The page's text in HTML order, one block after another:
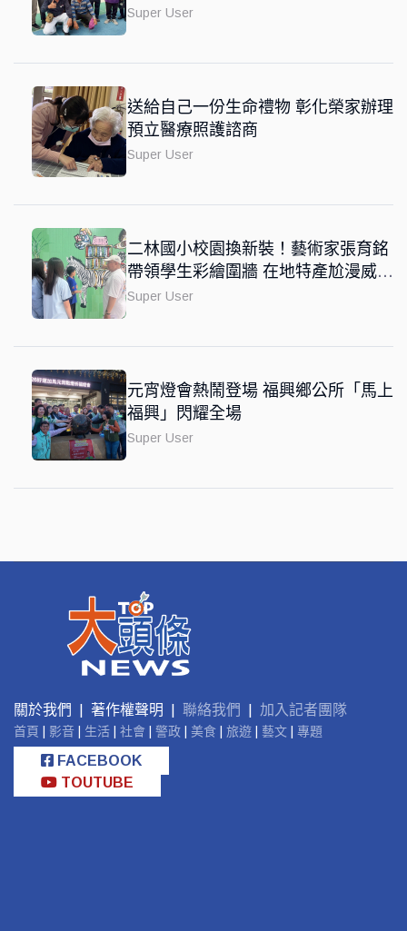
Super User
送給自己一份生命禮物 彰化榮家辦理
預立醫療照護諮商
Super User
二林國小校園換新裝！藝術家張育銘
帶領學生彩繪圍牆 在地特產尬漫威風
融入國際觀
Super User
元宵燈會熱鬧登場 福興鄉公所「馬上
福興」閃耀全場
Super User
關於我們 | 著作權聲明 | 聯絡我們 加入記者團隊
首頁 影音 生活 社會 警政 美食 旅遊 藝文 專題
FACEBOOK
TOUTUBE